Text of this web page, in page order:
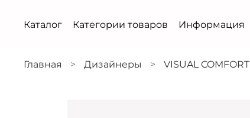
Каталог Категории товаров Информация
Главная Дизайнеры VISUAL COMFORT